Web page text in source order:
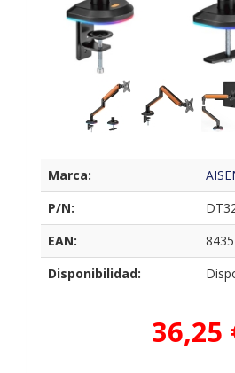
Marca:
P/N:
EAN:
Disponibilidad:
36,25